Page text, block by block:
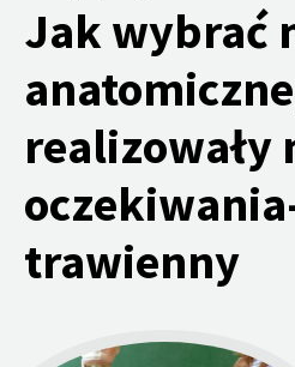
Jak wybrać
realizowały
trawienny